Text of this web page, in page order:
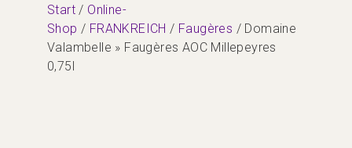
Start / Online-
Shop / FRANKREICH / Faugères / Domaine
Valambelle » Faugères AOC Millepeyres
0,75l